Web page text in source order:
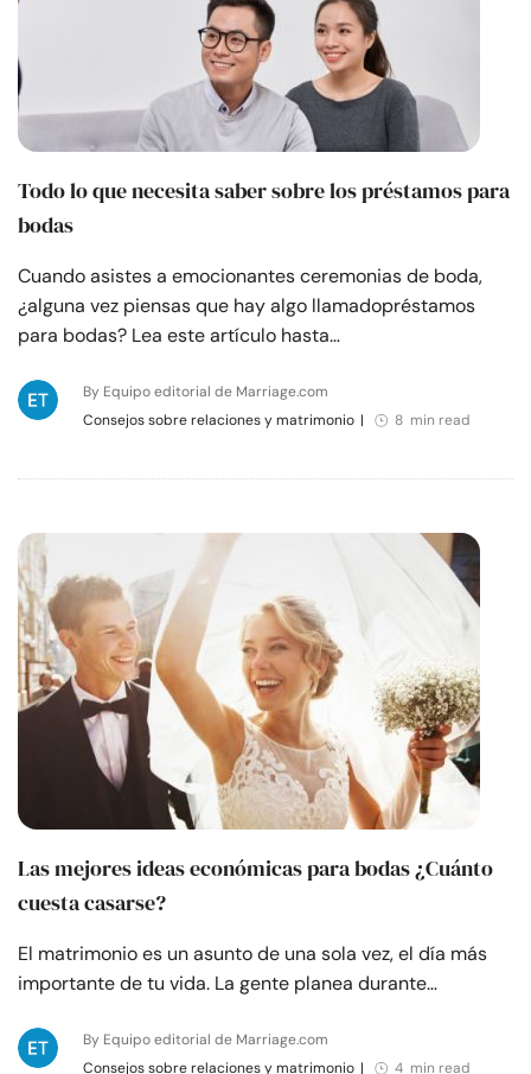
Todo lo que necesita saber sobre los préstamos para
bodas
Cuando asistes a emocionantes ceremonias de boda,
¿alguna vez piensas que hay algo llamadopréstamos
para bodas? Lea este artículo hasta…
By Equipo editorial de Marriage.com
Consejos sobre relaciones y matrimonio | 8 min read
Las mejores ideas económicas para bodas ¿Cuánto
cuesta casarse?
El matrimonio es un asunto de una sola vez, el día más
importante de tu vida. La gente planea durante…
By Equipo editorial de Marriage.com
Consejos sobre relaciones y matrimonio | 4 min read